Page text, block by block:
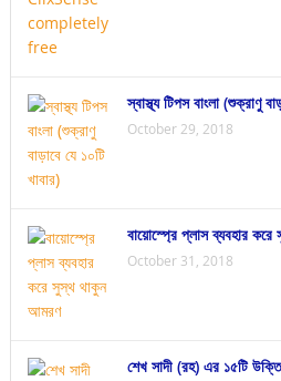
স্বাস্থ্য টিপস বাংলা (শুক্রাণু
October 29, 2018
বায়োস্প্রে প্লাস ব্যবহার
October 31, 2018
শেখ সাদী (রহ) এর ১৫টি উক্তি